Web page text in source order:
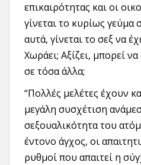
επικαιρότητας και οι
γίνεται το κυρίως γεύμα
αυτά, γίνεται το σεξ να
Χωράει; Αξίζει, μπορεί
σε τόσα άλλα;
“Πολλές μελέτες έχουν
μεγάλη συσχέτιση
σεξουαλικότητα του
έντονο άγχος, οι
ρυθμοί που απαιτεί η